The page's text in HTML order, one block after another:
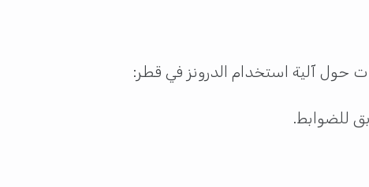
حول آلية استخدام الدرونز في قطر:
للضوابط.